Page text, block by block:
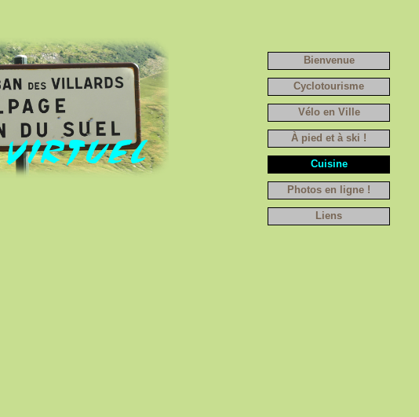
Bienvenue
Cyclotourisme
Vélo en Ville
À pied et à ski !
Cuisine
Photos en ligne !
Liens